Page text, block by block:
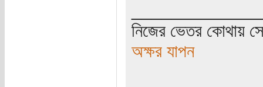
নিজের ভেতর কোথায়
অক্ষর যাপন